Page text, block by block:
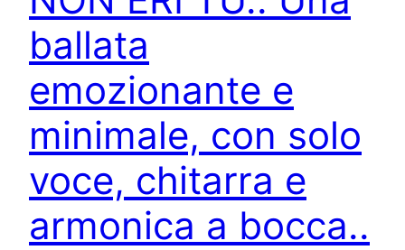
ballata
emozionante e
minimale, con solo
voce, chitarra e
armonica a bocca..